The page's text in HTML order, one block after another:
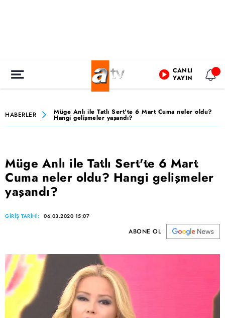
CANLI
YAYIN
HABERLER Müge Anlı ile Tatlı Sert'te 6 Mart Cuma neler oldu?
Hangi gelişmeler yaşandı?
Müge Anlı ile Tatlı Sert'te 6 Mart
Cuma neler oldu? Hangi gelişmeler
yaşandı?
GİRİŞ TARİHİ: 06.03.2020 15:07
ABONE OL